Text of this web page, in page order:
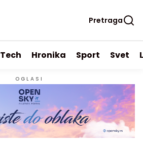
Pretraga
Tech Hronika Sport Svet
OGLASI